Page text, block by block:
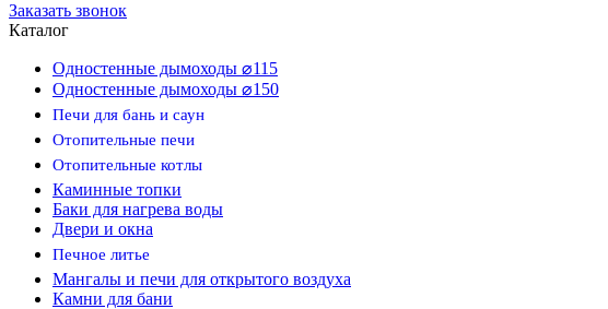
Заказать звонок
Каталог
Одностенные дымоходы ⌀115
Одностенные дымоходы ⌀150
Печи для бань и саун
Отопительные печи
Отопительные котлы
Каминные топки
Баки для нагрева воды
Двери и окна
Печное литье
Мангалы и печи для открытого воздуха
Камни для бани